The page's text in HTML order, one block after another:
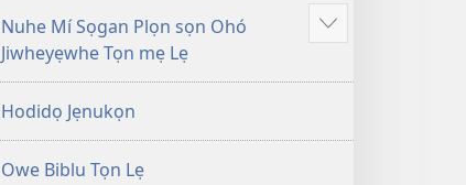
gbọn
Owe
Wiwe
Lẹdogbedevomẹ
gbọn
Owe
Lẹdogbedevomẹ
Nuhe Mí Sọgan Plọn sọn Ohó
Jiwheyẹwhe Tọn mẹ Lẹ
Show
Hodidọ Jẹnukọn
Owe Biblu Tọn Lẹ